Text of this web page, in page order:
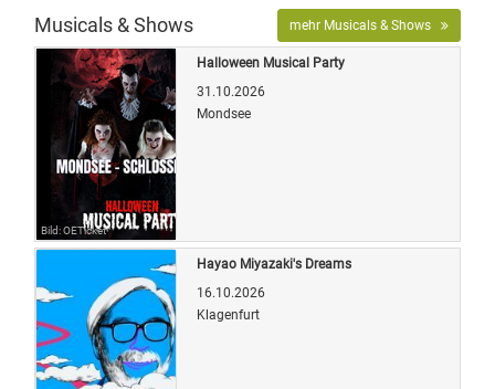
Musicals & Shows mehr Musicals & Shows
Bild: OETicket
Halloween Musical Party
31.10.2026
Mondsee
Hayao Miyazaki's Dreams
16.10.2026
Klagenfurt